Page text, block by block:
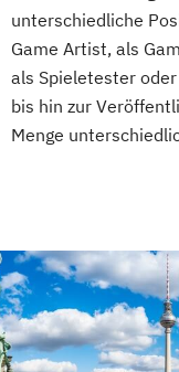
unterschiedliche
Game Artist, als
als Spieletester
bis hin zur
Menge